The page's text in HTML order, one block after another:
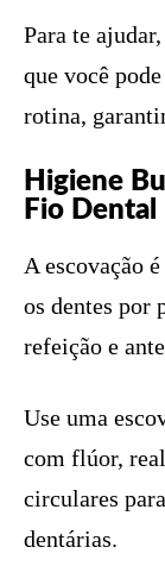
Para te
que você
rotina,
Higiene
Fio Dental
A escovação
os dentes por
refeição e
Use uma
com flúor,
circulares
dentárias.